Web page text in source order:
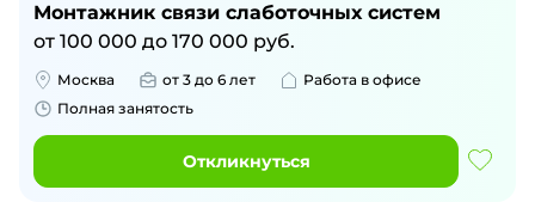
Монтажник связи слаботочных систем
от 100 000 до 170 000 руб.
Москва от 3 до 6 лет
Работа в офисе
Полная занятость
Откликнуться